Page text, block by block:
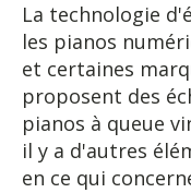
La technologie
les pianos
et certaines
proposent des
pianos à queue
il y a d'autres
en ce qui